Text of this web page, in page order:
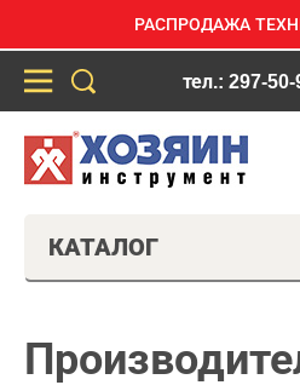
РАСПРОДАЖА
тел.: 297-50-
КАТАЛОГ